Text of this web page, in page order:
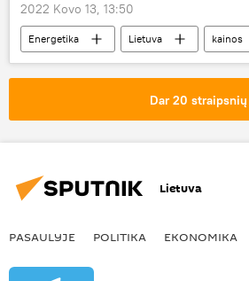
2022 Kovo 13, 13:50
Energetika Lietuva
kainos
elektra
Dar 20 straipsnių
Lietuva
PASAULYJE POLITIKA EKONOMIKA